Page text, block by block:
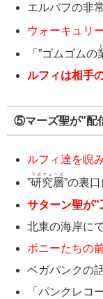
エルバフの非
ウォーキュリ
「”ゴムゴムの
ルフィは相手
⑤マーズ聖が”配
ルフィ達を睨
”研究層
ラボフェーズ
”の裏
サターン聖が
北東の海岸に
ボニーたちの
ベガパンクの
「パンクレコ